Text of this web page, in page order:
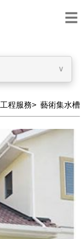
∨
工程服務> 藝術集水槽